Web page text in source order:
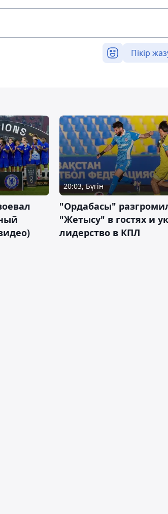
Пікір
20:03, Бүгін
"Ордабасы"
"Жетысу" в гостях и
лидерство в КПЛ